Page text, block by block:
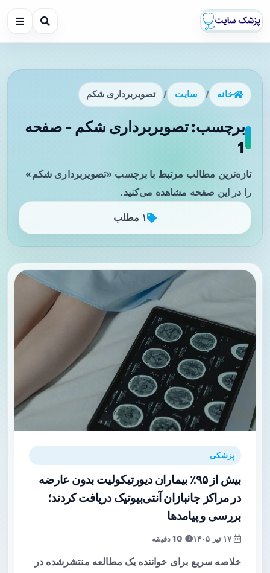
خانه / سایت / تصویربرداری شکم
برچسب: تصویربرداری شکم - صفحه
1
تازه‌ترین مطالب مرتبط با برچسب «تصویربرداری شکم»
را در این صفحه مشاهده می‌کنید.
۱ مطلب
پزشکی
بیش از ۹۵٪ بیماران دیورتیکولیت بدون عارضه
در مراکز جانبازان آنتی‌بیوتیک دریافت کردند؛
بررسی و پیامدها
خلاصه سریع برای خواننده یک مطالعه منتشرشده در